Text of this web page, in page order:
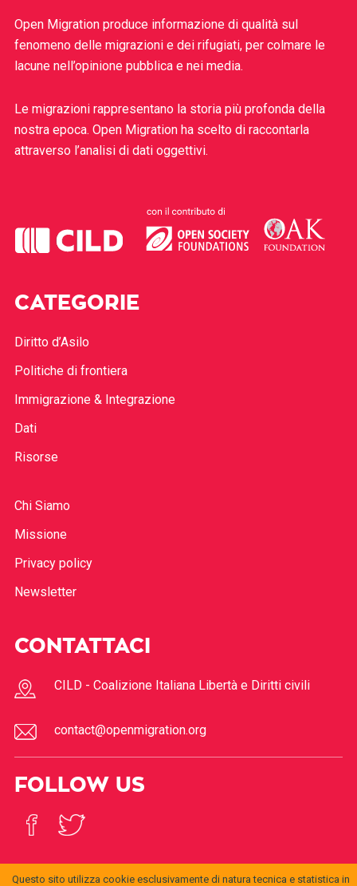
Open Migration produce informazione di qualità sul
fenomeno delle migrazioni e dei rifugiati, per colmare le
lacune nell’opinione pubblica e nei media.
Le migrazioni rappresentano la storia più profonda della
nostra epoca. Open Migration ha scelto di raccontarla
attraverso l’analisi di dati oggettivi.
CATEGORIE
Diritto d’Asilo
Politiche di frontiera
Immigrazione & Integrazione
Dati
Risorse
Chi Siamo
Missione
Privacy policy
Newsletter
CONTATTACI
CILD - Coalizione Italiana Libertà e Diritti civili
contact@openmigration.org
FOLLOW US
Questo sito utilizza cookie esclusivamente di natura tecnica e statistica in